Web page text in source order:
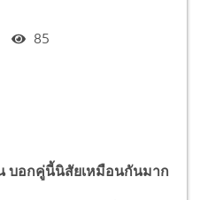
85
บอกคู่นี้นิสัยเหมือนกันมาก